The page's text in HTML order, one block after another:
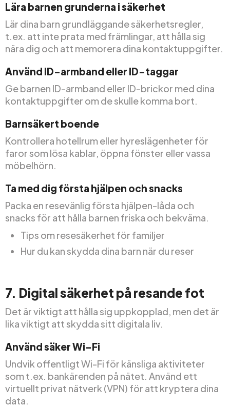
Lära barnen grunderna i säkerhet
Lär dina barn grundläggande säkerhetsregler,
t.ex. att inte prata med främlingar, att hålla sig
nära dig och att memorera dina kontaktuppgifter.
Använd ID-armband eller ID-taggar
Ge barnen ID-armband eller ID-brickor med dina
kontaktuppgifter om de skulle komma bort.
Barnsäkert boende
Kontrollera hotellrum eller hyreslägenheter för
faror som lösa kablar, öppna fönster eller vassa
möbelhörn.
Ta med dig första hjälpen och snacks
Packa en resevänlig första hjälpen-låda och
snacks för att hålla barnen friska och bekväma.
Tips om resesäkerhet för familjer
Hur du kan skydda dina barn när du reser
7. Digital säkerhet på resande fot
Det är viktigt att hålla sig uppkopplad, men det är
lika viktigt att skydda sitt digitala liv.
Använd säker Wi-Fi
Undvik offentligt Wi-Fi för känsliga aktiviteter
som t.ex. bankärenden på nätet. Använd ett
virtuellt privat nätverk (VPN) för att kryptera dina
data.